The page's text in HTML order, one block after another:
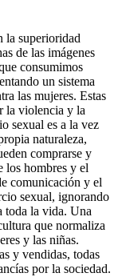
la superioridad
de las imágenes
consumimos
un sistema
las mujeres. Estas
la violencia y la
sexual es a la vez
naturaleza,
comprarse y
los hombres y el
comunicación y el
sexual, ignorando
toda la vida. Una
que normaliza
y las niñas.
y vendidas, todas
por la sociedad.